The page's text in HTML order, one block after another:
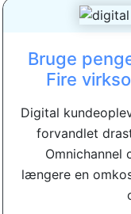
Bruge
Fire
Digital
forvandlet
Omnichannel
længere en